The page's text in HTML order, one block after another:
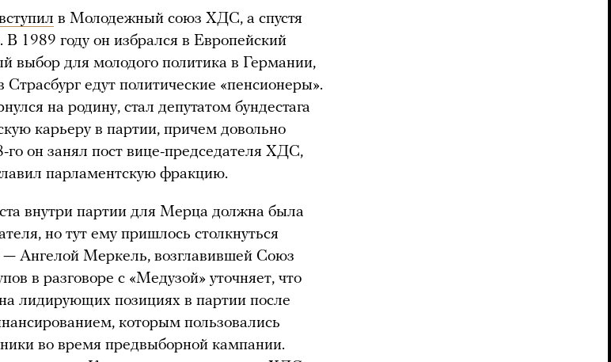
в Молодежный союз ХДС, а спустя
В 1989 году он избрался в Европейский
выбор для молодого политика в Германии,
Страсбург едут политические «пенсионеры».
на родину, стал депутатом бундестага
карьеру в партии, причем довольно
го он занял пост вице-председателя ХДС,
парламентскую фракцию.
внутри партии для Мерца должна была
но тут ему пришлось столкнуться
Ангелой Меркель, возглавившей Союз
в разговоре с «Медузой» уточняет, что
лидирующих позициях в партии после
которым пользовались
во время предвыборной кампании.